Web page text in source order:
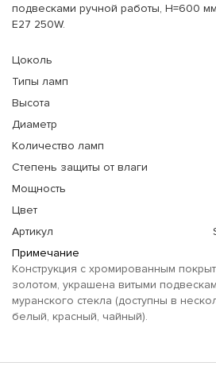
подвесками ручной работы, H=600
E27 250W.
Цоколь
Типы ламп
Высота
Диаметр
Количество ламп
Степень защиты от влаги
Мощность
Цвет
Артикул
Примечание
Конструкция с хромированным
золотом, украшена витыми
муранского стекла (доступны в
белый, красный, чайный).